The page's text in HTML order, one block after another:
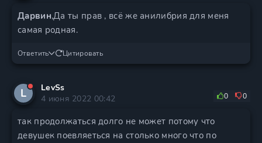
Дарвин,Да ты прав , всё же анилибрия для меня
самая родная.
Ответить Цитировать
L
LevSs
4 июня 2022 00:42
0 0
так продолжаться долго не может потому что
девушек поевляеться на столько много что по